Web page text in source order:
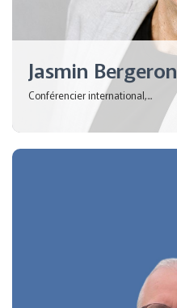
Jasmin Bergeron
Conférencier international,...